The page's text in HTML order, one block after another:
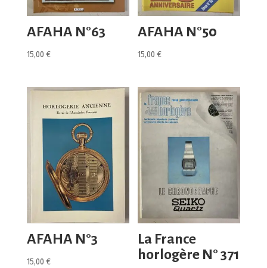
AFAHA N°63
15,00 €
AFAHA N°50
15,00€
AFAHA N°3
15,00 €
La France
horlogère N° 371